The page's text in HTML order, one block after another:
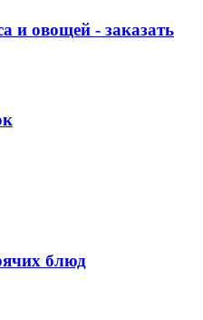
и овощей - заказать
блюд